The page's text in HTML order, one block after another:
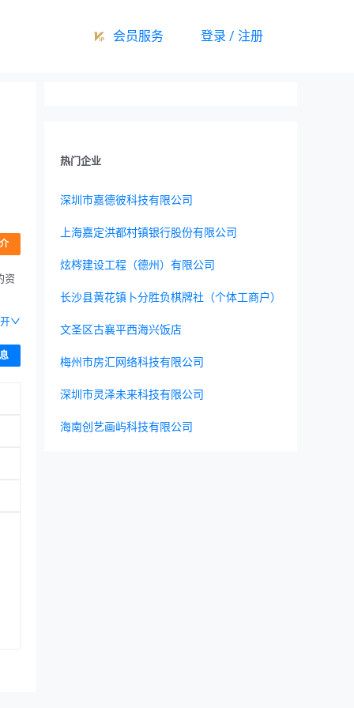
会员服务 登录 / 注册
资
热门企业
深圳市嘉德彼科技有限公司
上海嘉定洪都村镇银行股份有限公司
炫梣建设工程（德州）有限公司
长沙县黄花镇卜分胜负棋牌社（个体工商户）
文圣区古襄平西海兴饭店
梅州市房汇网络科技有限公司
深圳市灵泽未来科技有限公司
海南创艺画屿科技有限公司